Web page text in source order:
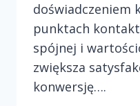
doświadczeniem
punktach
spójnej i
zwiększa
konwersję….